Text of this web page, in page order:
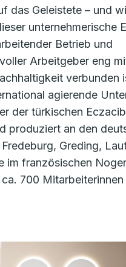
das Geleistete – und
unternehmerische
Betrieb und
Arbeitgeber eng
verbunden
agierende
der türkischen
produziert an den
Greding,
im französischen
700 Mitarbeiterinnen